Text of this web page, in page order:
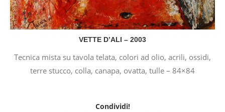
VETTE D’ALI – 2003
Tecnica mista su tavola telata, colori ad olio, acrili, ossidi,
terre stucco, colla, canapa, ovatta, tulle – 84×84
Condividi!